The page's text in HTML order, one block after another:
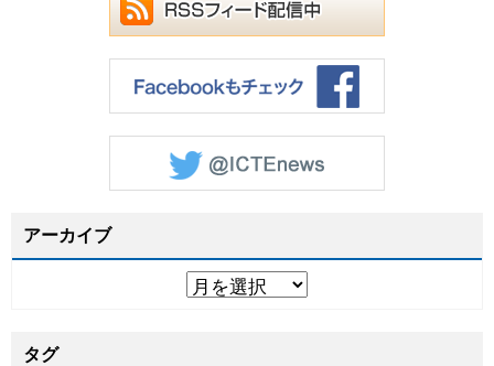
アーカイブ
タグ